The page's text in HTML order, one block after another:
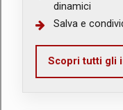
dinamici
Salva e
Scopri tutti gli